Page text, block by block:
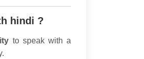
hindi ?
to speak with a